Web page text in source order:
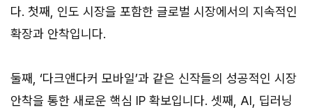
다. 첫째, 인도 시장을 포함한 글로벌 시장에서의 지속적인
확장과 안착입니다.
둘째, ‘다크앤다커 모바일’과 같은 신작들의 성공적인 시장
안착을 통한 새로운 핵심 IP 확보입니다. 셋째, AI, 딥러닝